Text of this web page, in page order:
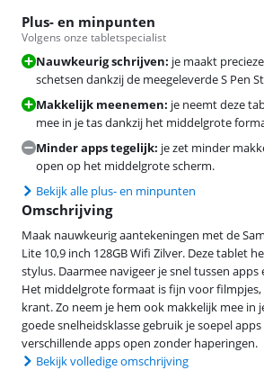
Plus- en minpunten
Volgens onze tabletspecialist
Nauwkeurig schrijven: je maakt
schetsen dankzij de meegeleverde S Pen
Makkelijk meenemen: je neemt deze
mee in je tas dankzij het middelgrote
Minder apps tegelijk: je zet minder
open op het middelgrote scherm.
Bekijk alle plus- en minpunten
Omschrijving
Maak nauwkeurig aantekeningen met de
Lite 10,9 inch 128GB Wifi Zilver. Deze tablet
stylus. Daarmee navigeer je snel tussen apps
Het middelgrote formaat is fijn voor
krant. Zo neem je hem ook makkelijk mee in
goede snelheidsklasse gebruik je soepel
verschillende apps open zonder haperingen.
Bekijk volledige omschrijving